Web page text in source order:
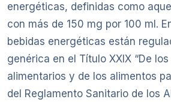
energéticas, definidas como
con más de 150 mg por 100 ml.
bebidas energéticas están
genérica en el Título XXIX “De
alimentarios y de los alimentos
del Reglamento Sanitario de los